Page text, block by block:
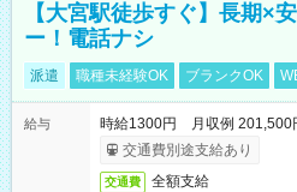
【大宮駅徒歩すぐ】長期×
ー！電話ナシ
派遣 職種未経験OK ブランクOK
給与
時給1300円 月収例 201,500
交通費別途支給あり
交通費 全額支給